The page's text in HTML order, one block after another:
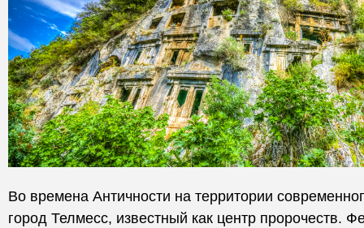
Во времена Античности на территории
город Телмесс, известный как центр пророчеств.